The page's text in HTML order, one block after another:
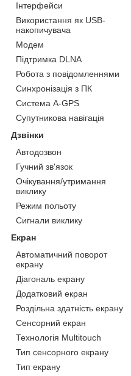
Інтерфейси
Використання як USB-
накопичувача
Модем
Підтримка DLNA
Робота з повідомленнями
Синхронізація з ПК
Система A-GPS
Супутникова навігація
Дзвінки
Автодозвон
Гучний зв'язок
Очікування/утримання
виклику
Режим польоту
Сигнали виклику
Екран
Автоматичний поворот
екрану
Діагональ екрану
Додатковий екран
Роздільна здатність екрану
Сенсорний екран
Технологія Multitouch
Тип сенсорного екрану
Тип екрану